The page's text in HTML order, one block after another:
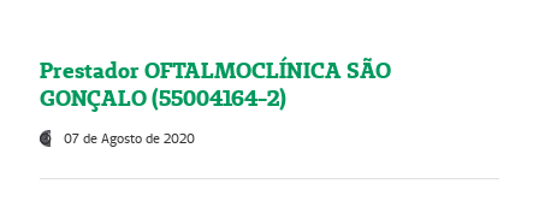
Prestador OFTALMOCLÍNICA SÃO
GONÇALO (55004164-2)
07 de Agosto de 2020